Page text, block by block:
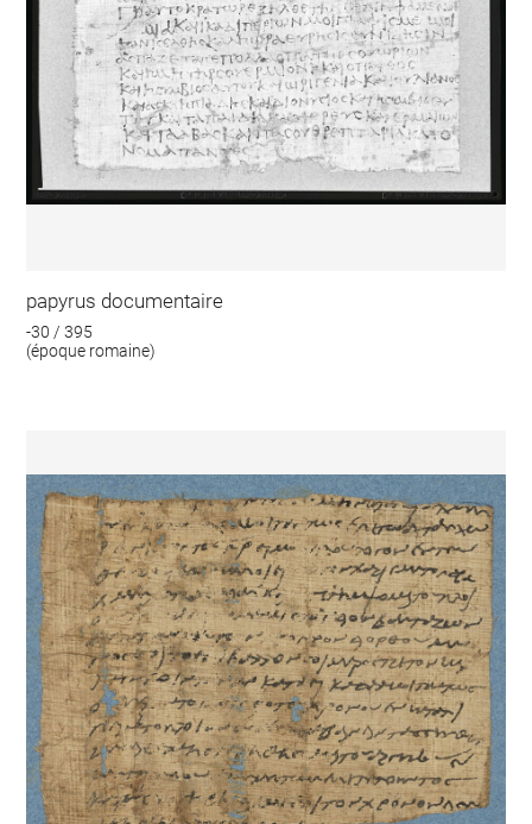
papyrus documentaire
-30 / 395
(époque romaine)